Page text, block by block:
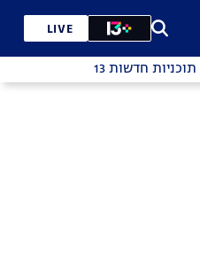
LIVE
תוכניות חדשות 13